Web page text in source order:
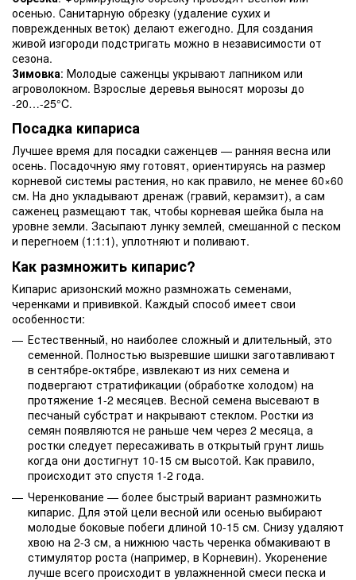
осенью. Санитарную обрезку (удаление сухих и
поврежденных веток) делают ежегодно. Для создания
живой изгороди подстригать можно в независимости от
сезона.
Зимовка: Молодые саженцы укрывают лапником или
агроволокном. Взрослые деревья выносят морозы до
-20…-25°C.
Посадка кипариса
Лучшее время для посадки саженцев — ранняя весна или
осень. Посадочную яму готовят, ориентируясь на размер
корневой системы растения, но как правило, не менее 60×60
см. На дно укладывают дренаж (гравий, керамзит), а сам
саженец размещают так, чтобы корневая шейка была на
уровне земли. Засыпают лунку землей, смешанной с песком
и перегноем (1:1:1), уплотняют и поливают.
Как размножить кипарис?
Кипарис аризонский можно размножать семенами,
черенками и прививкой. Каждый способ имеет свои
особенности:
Естественный, но наиболее сложный и длительный, это
семенной. Полностью вызревшие шишки заготавливают
в сентябре-октябре, извлекают из них семена и
подвергают стратификации (обработке холодом) на
протяжение 1-2 месяцев. Весной семена высевают в
песчаный субстрат и накрывают стеклом. Ростки из
семян появляются не раньше чем через 2 месяца, а
ростки следует пересаживать в открытый грунт лишь
когда они достигнут 10-15 см высотой. Как правило,
происходит это спустя 1-2 года.
Черенкование — более быстрый вариант размножить
кипарис. Для этой цели весной или осенью выбирают
молодые боковые побеги длиной 10-15 см. Снизу удаляют
хвою на 2-3 см, а нижнюю часть черенка обмакивают в
стимулятор роста (например, в Корневин). Укоренение
лучше всего происходит в увлажненной смеси песка и